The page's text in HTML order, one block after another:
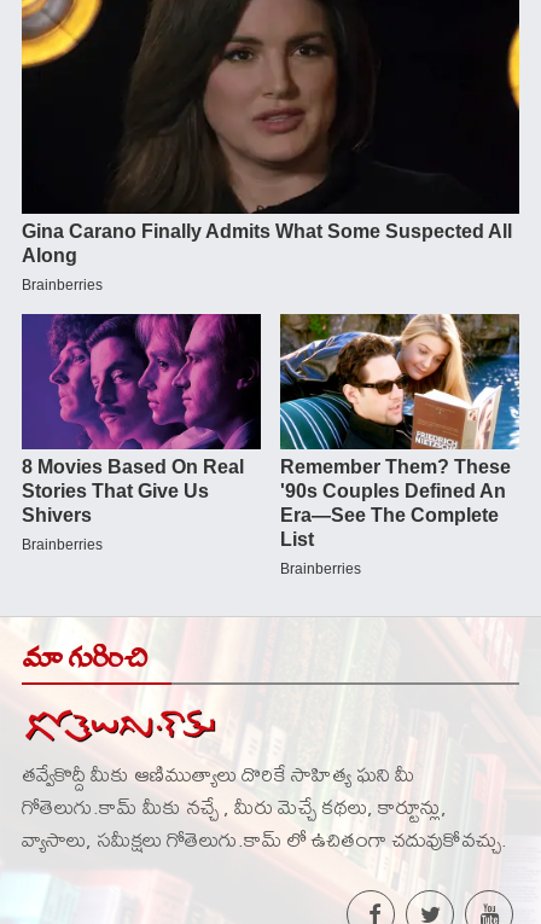
మా గురించి
తవ్వేకొద్దీ మీకు ఆణిముత్యాలు దొరికే సాహిత్య ఘని మీ
గోతెలుగు.కామ్ మీకు నచ్చే , మీరు మెచ్చే కథలు, కార్టూన్లు,
వ్యాసాలు, సమీక్షలు గోతెలుగు.కామ్ లో ఉచితంగా చదువుకోవచ్చు.